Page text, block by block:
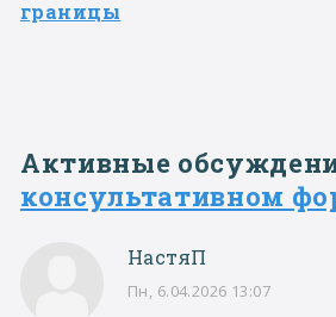
границы
Активные
консультативном
НастяП
Пн, 6.04.2026 13:07